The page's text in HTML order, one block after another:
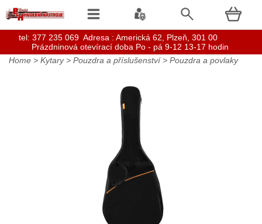
Home > Kytary> Pouzdra a příslušenství> Pouzdra a povlaky
tel: 377 235 069 Adresa : Americká 62, Plzeň, 301 00
Prázdninová otevírací doba Po - pá 9-12 13-17 hodin